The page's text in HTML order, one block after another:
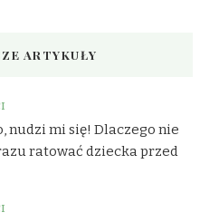
ARTYKUŁY
nudzi mi się! Dlaczego nie
ratować dziecka przed